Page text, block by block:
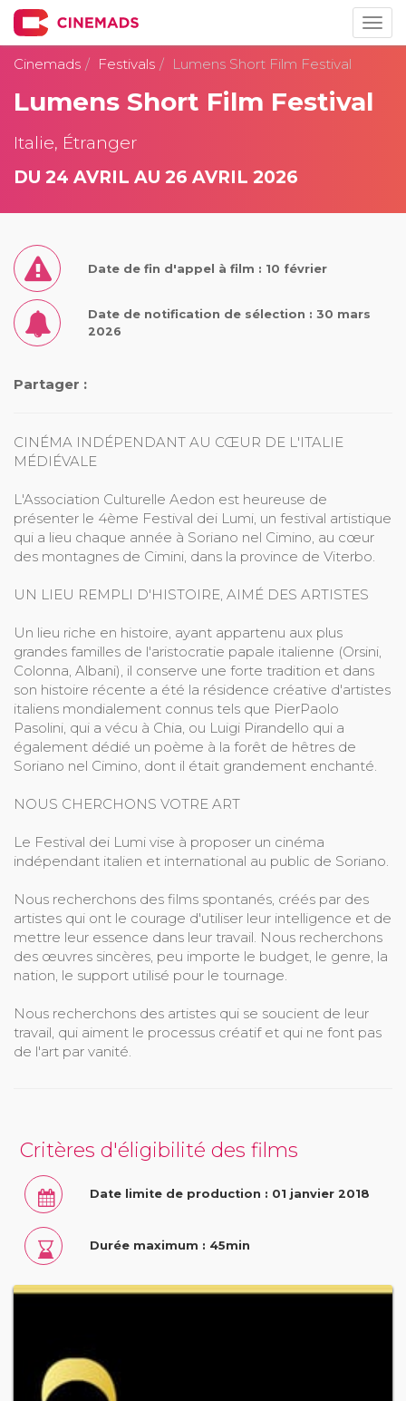
Cinemads
Festivals Lumens Short Film Festival
Lumens Short Film Festival
Italie, Étranger
DU 24 AVRIL AU 26 AVRIL 2026
Date de fin d'appel à film : 10 février
Date de notification de sélection : 30 mars
2026
Partager :
CINÉMA INDÉPENDANT AU CŒUR DE L'ITALIE
MÉDIÉVALE
L'Association Culturelle Aedon est heureuse de
présenter le 4ème Festival dei Lumi, un festival artistique
qui a lieu chaque année à Soriano nel Cimino, au cœur
des montagnes de Cimini, dans la province de Viterbo.
UN LIEU REMPLI D'HISTOIRE, AIMÉ DES ARTISTES
Un lieu riche en histoire, ayant appartenu aux plus
grandes familles de l'aristocratie papale italienne (Orsini,
Colonna, Albani), il conserve une forte tradition et dans
son histoire récente a été la résidence créative d'artistes
italiens mondialement connus tels que PierPaolo
Pasolini, qui a vécu à Chia, ou Luigi Pirandello qui a
également dédié un poème à la forêt de hêtres de
Soriano nel Cimino, dont il était grandement enchanté.
NOUS CHERCHONS VOTRE ART
Le Festival dei Lumi vise à proposer un cinéma
indépendant italien et international au public de Soriano.
Nous recherchons des films spontanés, créés par des
artistes qui ont le courage d'utiliser leur intelligence et de
mettre leur essence dans leur travail. Nous recherchons
des œuvres sincères, peu importe le budget, le genre, la
nation, le support utilisé pour le tournage.
Nous recherchons des artistes qui se soucient de leur
travail, qui aiment le processus créatif et qui ne font pas
de l'art par vanité.
Critères d'éligibilité des films
Date limite de production : 01 janvier 2018
Durée maximum : 45min